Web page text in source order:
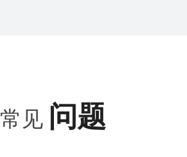
常见 问题